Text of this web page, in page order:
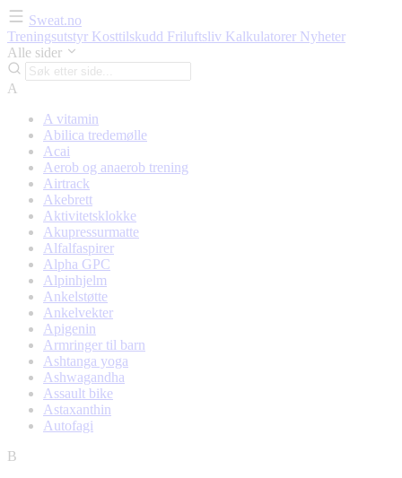
Sweat.no
Treningsutstyr Kosttilskudd Friluftsliv Kalkulatorer Nyheter
Alle sider
A
A vitamin
Abilica tredemølle
Acai
Aerob og anaerob trening
Airtrack
Akebrett
Aktivitetsklokke
Akupressurmatte
Alfalfaspirer
Alpha GPC
Alpinhjelm
Ankelstøtte
Ankelvekter
Apigenin
Armringer til barn
Ashtanga yoga
Ashwagandha
Assault bike
Astaxanthin
Autofagi
B